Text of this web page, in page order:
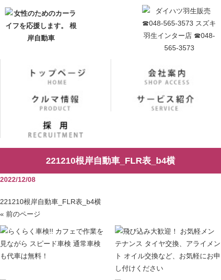
221210根岸自動車_FLR表_b4横
2022/12/08
221210根岸自動車_FLR表_b4横
« 前のページ